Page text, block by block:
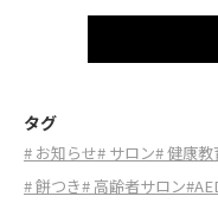
タグ
# お知らせ# サロン# 健康教
# 餅つき# 高齢者サロン